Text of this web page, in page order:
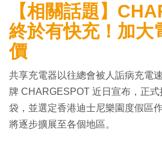
【相關話題】
終於有快充！加大
價
共享充電器以往總會被人詬病充電
牌 CHARGESPOT 近日宣布，正
袋，並選定香港迪士尼樂園度假區
將逐步擴展至各個地區。